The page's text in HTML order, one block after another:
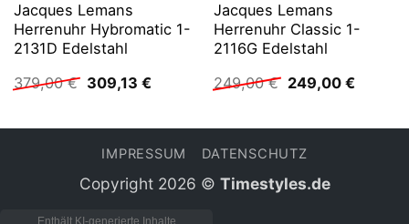
Jacques Lemans
Herrenuhr Hybromatic 1-
2131D Edelstahl
379,00€ Ursprünglicher
Preis
379,00 €
309,13 €Aktueller
309,13 €.
Jacques Lemans
Herrenuhr Classic 1-
2116G Edelstahl
249,00€ Ursprünglicher
Preis
249,00 €
249,00 €
249,00
IMPRESSUM DATENSCHUTZ
Copyright 2026 © Timestyles.de